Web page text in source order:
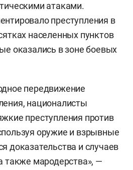
атаками.
преступления в
населенных пунктов
оказались в зоне боевых
передвижение
националисты
преступления против
оружие и взрывные
доказательства и случаев
также мародерства», —